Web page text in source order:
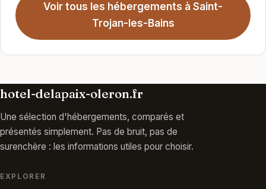
Voir tous les hébergements à Saint-
Trojan-les-Bains
hotel-delapaix-oleron.fr
Une sélection d'hébergements, comparés et
présentés simplement. Pas de bruit, pas de
surenchère : les informations utiles pour choisir.
EXPLORER